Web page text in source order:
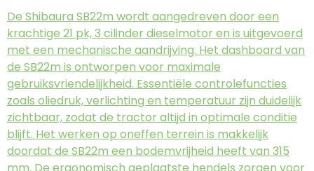
De Shibaura SB22m wordt aangedreven door een
krachtige 21 pk, 3 cilinder dieselmotor en is uitgevoerd
met een mechanische aandrijving. Het dashboard van
de SB22m is ontworpen voor maximale
gebruiksvriendelijkheid. Essentiële controlefuncties
zoals oliedruk, verlichting en temperatuur zijn duidelijk
zichtbaar, zodat de tractor altijd in optimale conditie
blijft. Het werken op oneffen terrein is makkelijk
doordat de SB22m een bodemvrijheid heeft van 315
mm. De ergonomisch geplaatste hendels zorgen voor